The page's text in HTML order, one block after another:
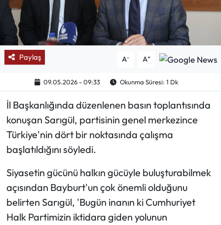
Paylaş A- A+
09.05.2026 - 09:33 Okunma Süresi: 1 Dk
İl Başkanlığında düzenlenen basın toplantısında
konuşan Sarıgül, partisinin genel merkezince
Türkiye'nin dört bir noktasında çalışma
başlatıldığını söyledi.
Siyasetin gücünü halkın gücüyle buluşturabilmek
açısından Bayburt'un çok önemli olduğunu
belirten Sarıgül, 'Bugün inanın ki Cumhuriyet
Halk Partimizin iktidara giden yolunun
Köşe Yazıları
Karikatür Galeri
ASTROLOJİ
Spor Yazıları
Mektup Galeri
Ekonomi
Sağlık